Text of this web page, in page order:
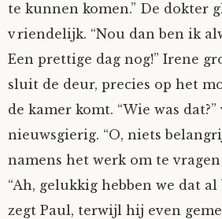
Nieuw op de site
Woordenboek
Alternatieve straffen
Instrumenten
Op ontdekkingsreis
Posities
Spelletjes
Hoe geef je?
Hoe krijg je?
Instrumenten
Alle verhalen
Verhalen van De Leeshoek
Algae
aube
Ben Hands-on
Verhalen van de HD-site
Verhalen van Anne en Bill
Anne
Interactieve verhalen
Polls
Averechts
Mijn Account
te kunnen komen.” De dokter
vriendelijk. “Nou dan ben ik
Een prettige dag nog!” Irene
sluit de deur, precies op het
de kamer komt. “Wie was
nieuwsgierig. “O, niets
namens het werk om te vragen
“Ah, gelukkig hebben we dat al
zegt Paul, terwijl hij even